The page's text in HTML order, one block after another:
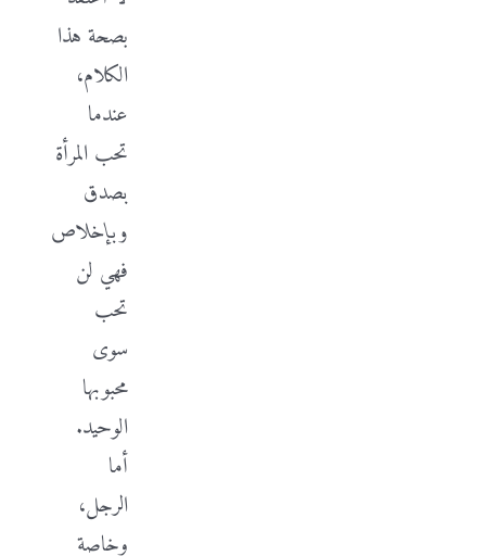
بصحة هذا
الكلام،
عندما
تحب المرأة
بصدق
وبإخلاص
فهي لن
تحب
سوى
محبوبها
الوحيد.
أما
الرجل،
وخاصة